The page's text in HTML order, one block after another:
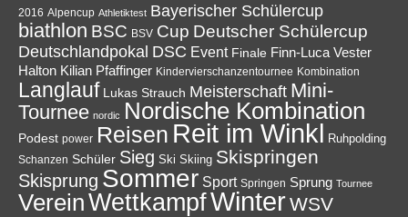
2016 Alpencup Athletiktest Bayerischer Schülercup
biathlon BSC BSV Cup Deutscher Schülercup
Deutschlandpokal DSC Event Finale Finn-Luca Vester
Halton Kilian Pfaffinger Kindervierschanzentournee Kombination
Langlauf Lukas Strauch Meisterschaft Mini-
Tournee nordic Nordische Kombination
Podest power Reisen Reit im Winkl Ruhpolding
Schanzen Schüler Sieg Ski Skiing Skispringen
Skisprung Sommer Sport Springen Sprung Tournee
VereinWettkampfWinterWSV